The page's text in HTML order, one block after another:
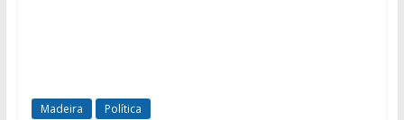
Madeira Política